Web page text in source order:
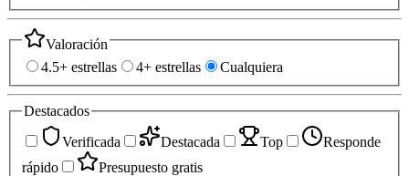
Valoración
4.5+ estrellas
4+ estrellas Cualquiera
Destacados
Verificada
Destacada Top
Responde
rápido
Presupuesto gratis